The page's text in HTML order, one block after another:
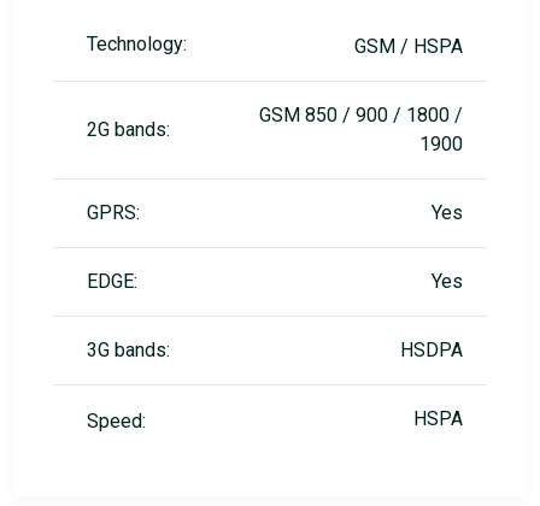
Technology: GSM / HSPA
2G bands:
GSM 850 / 900 / 1800 /
1900
GPRS: Yes
EDGE: Yes
3G bands: HSDPA
Speed: HSPA